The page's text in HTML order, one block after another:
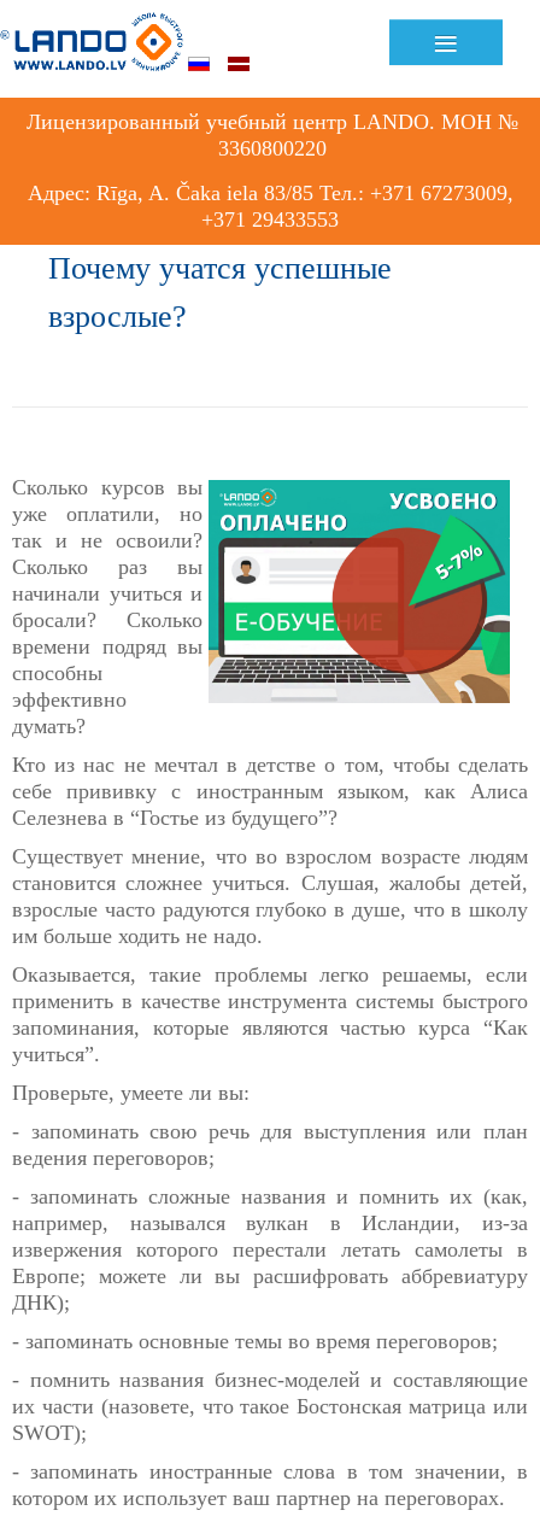
≡
Лицензированный учебный центр LANDO. МОН №
3360800220
Адрес: Rīga, A. Čaka iela 83/85 Тел.: +371 67273009,
+371 29433553
Почему учатся успешные
взрослые?
Сколько курсов вы
уже оплатили, но
так и не освоили?
Сколько раз вы
начинали учиться и
бросали? Сколько
времени подряд вы
способны
эффективно
думать?
Кто из нас не мечтал в детстве о том, чтобы сделать
себе прививку с иностранным языком, как Алиса
Селезнева в “Гостье из будущего”?
Существует мнение, что во взрослом возрасте людям
становится сложнее учиться. Слушая, жалобы детей,
взрослые часто радуются глубоко в душе, что в школу
им больше ходить не надо.
Оказывается, такие проблемы легко решаемы, если
применить в качестве инструмента системы быстрого
запоминания, которые являются частью курса “Как
учиться”.
Проверьте, умеете ли вы:
- запоминать свою речь для выступления или план
ведения переговоров;
- запоминать сложные названия и помнить их (как,
например, назывался вулкан в Исландии, из-за
извержения которого перестали летать самолеты в
Европе; можете ли вы расшифровать аббревиатуру
ДНК);
- запоминать основные темы во время переговоров;
- помнить названия бизнес-моделей и составляющие
их части (назовете, что такое Бостонская матрица или
SWOT);
- запоминать иностранные слова в том значении, в
котором их использует ваш партнер на переговорах.